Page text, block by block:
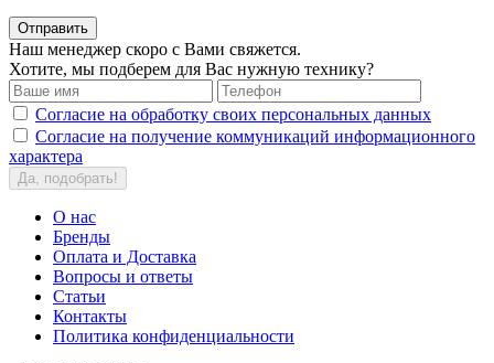
Отправить
Наш менеджер скоро с Вами свяжется.
Хотите, мы подберем для Вас нужную технику?
Согласие на обработку своих персональных данных
Согласие на получение коммуникаций информационного
характера
Да, подобрать!
О нас
Бренды
Оплата и Доставка
Вопросы и ответы
Статьи
Контакты
Политика конфиденциальности